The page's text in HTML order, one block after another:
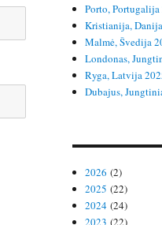
Porto, Portugalija
Kristianija,
Malmė, Švedija
Londonas,
Ryga, Latvija
Dubajus,
2026 (2)
2025 (22)
2024 (24)
2023 (22)